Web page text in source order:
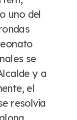
uno del
se
y a
el
resolvía